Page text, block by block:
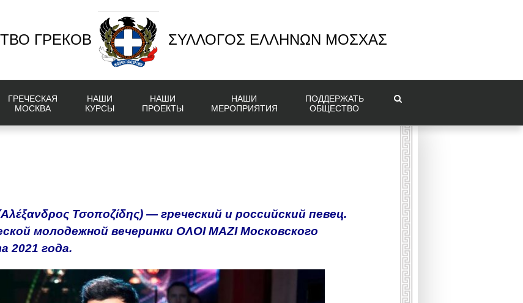
ГРЕКОВ ΣΥΛΛΟΓΟΣ ΕΛΛΗΝΩΝ ΜΟΣΧΑΣ
ГРЕЧЕСКАЯ
МОСКВА
НАШИ
КУРСЫ
НАШИ
ПРОЕКТЫ
НАШИ
МЕРОПРИЯТИЯ
ПОДДЕРЖАТЬ
ОБЩЕСТВО
Αλέξανδρος Τσοποζίδης) — греческий и российский певец.
молодежной вечеринки ΟΛΟΙ ΜΑΖΙ Московского
2021 года.